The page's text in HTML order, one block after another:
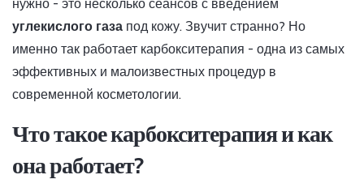
нужно - это несколько сеансов с введением
углекислого газа под кожу. Звучит странно? Но
именно так работает карбокситерапия - одна из самых
эффективных и малоизвестных процедур в
современной косметологии.
Что такое карбокситерапия и как
она работает?